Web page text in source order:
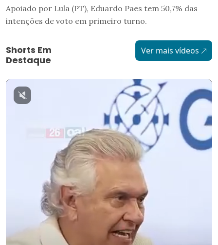
Apoiado por Lula (PT), Eduardo Paes tem 50,7% das
intenções de voto em primeiro turno.
Shorts Em
Destaque
Ver mais vídeos